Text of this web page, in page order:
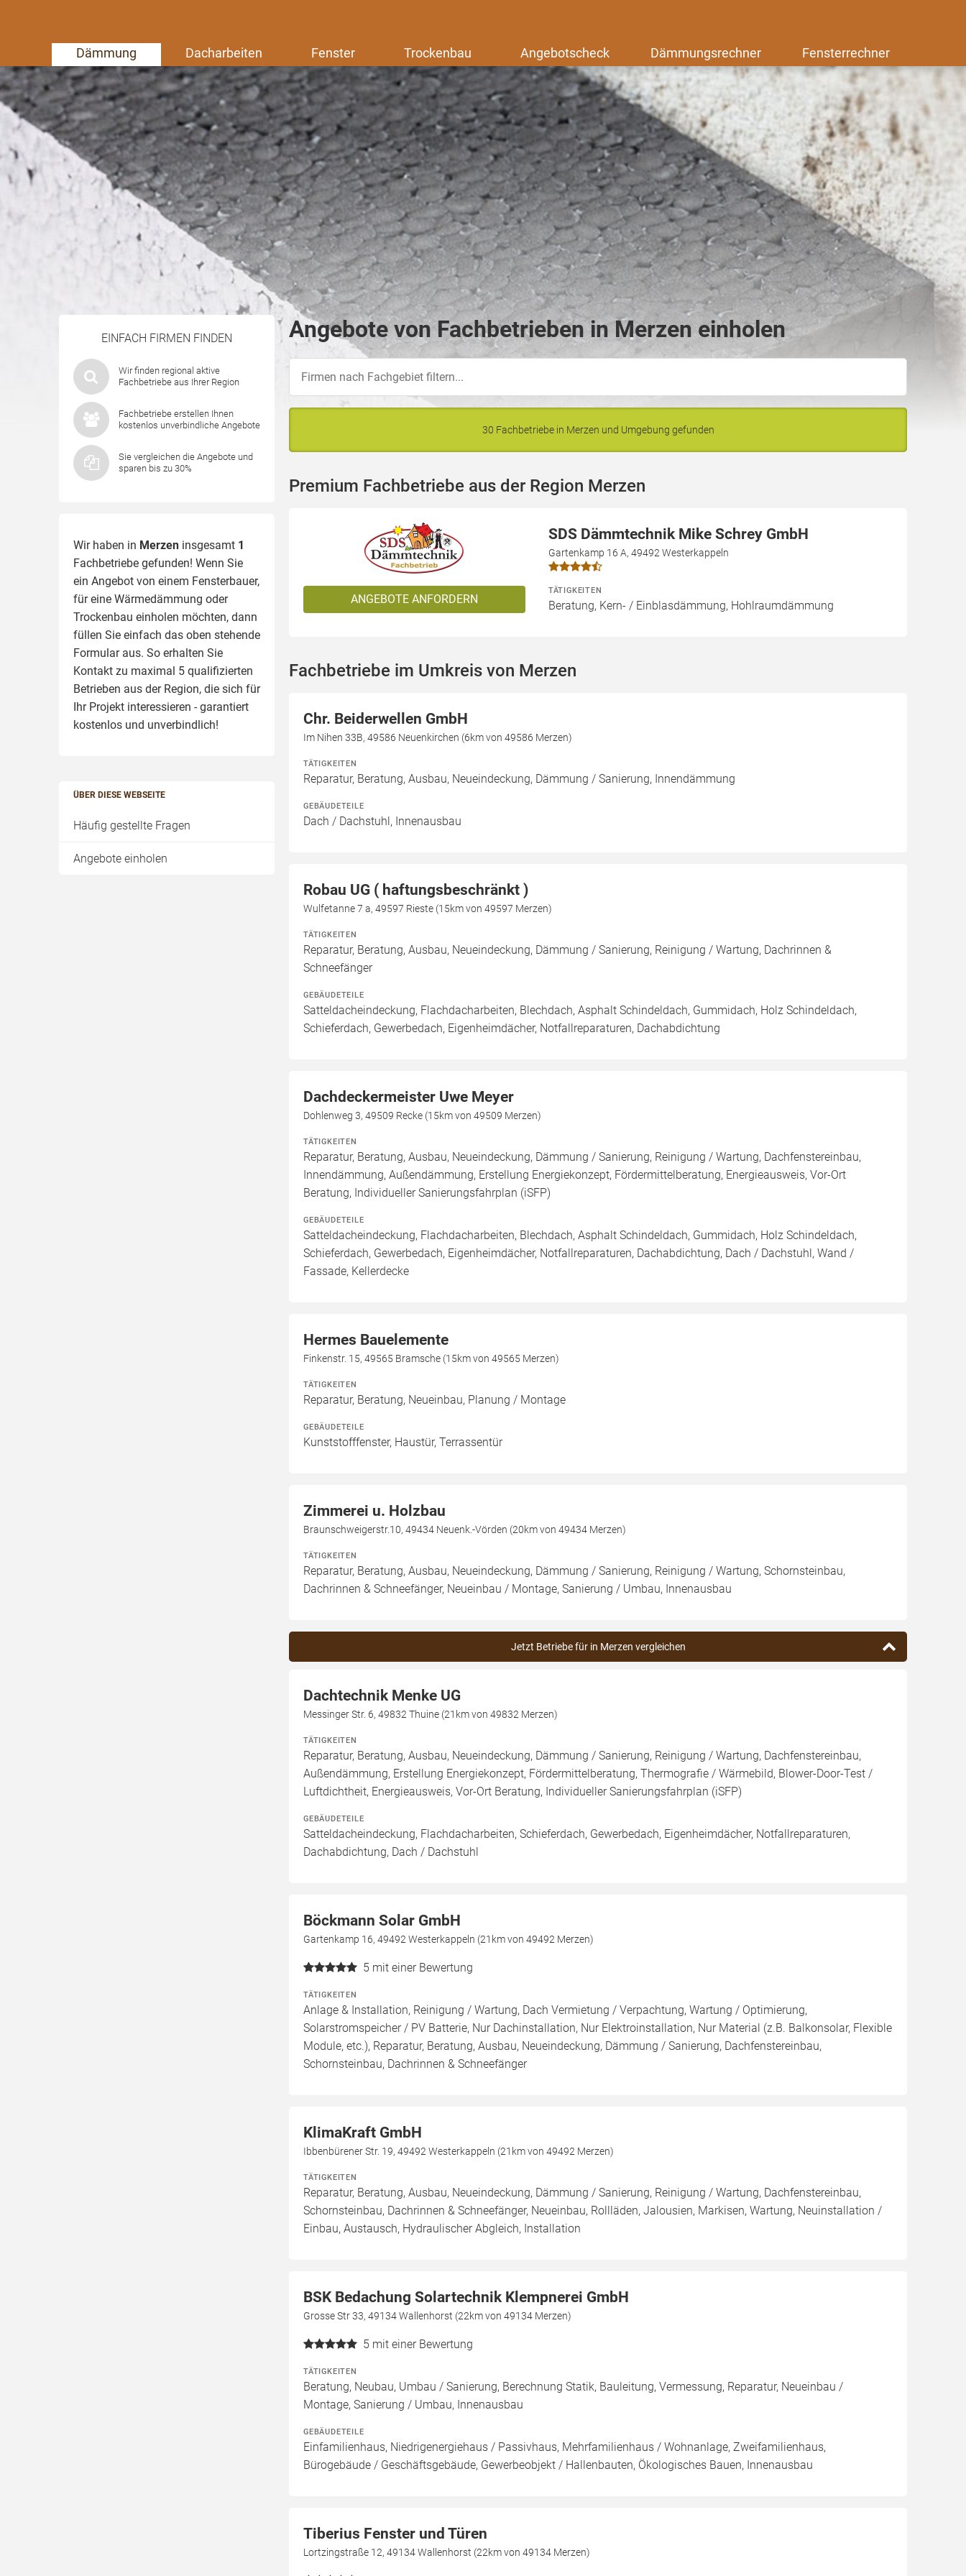
Dämmung Dacharbeiten Fenster Trockenbau Angebotscheck Dämmungsrechner Fensterrechner
EINFACH FIRMEN FINDEN
Wir finden regional aktive
Fachbetriebe aus Ihrer Region
Fachbetriebe erstellen Ihnen
kostenlos unverbindliche Angebote
Sie vergleichen die Angebote und
sparen bis zu 30%
Wir haben in Merzen insgesamt 1
Fachbetriebe gefunden! Wenn Sie
ein Angebot von einem Fensterbauer,
für eine Wärmedämmung oder
Trockenbau einholen möchten, dann
füllen Sie einfach das oben stehende
Formular aus. So erhalten Sie
Kontakt zu maximal 5 qualifizierten
Betrieben aus der Region, die sich für
Ihr Projekt interessieren - garantiert
kostenlos und unverbindlich!
ÜBER DIESE WEBSEITE
Häufig gestellte Fragen
Angebote einholen
Angebote von Fachbetrieben in Merzen einholen
30 Fachbetriebe in Merzen und Umgebung gefunden
Premium Fachbetriebe aus der Region Merzen
ANGEBOTE ANFORDERN
SDS Dämmtechnik Mike Schrey GmbH
Gartenkamp 16 A, 49492 Westerkappeln
TÄTIGKEITEN
Beratung, Kern- / Einblasdämmung, Hohlraumdämmung
Fachbetriebe im Umkreis von Merzen
Chr. Beiderwellen GmbH
Im Nihen 33B, 49586 Neuenkirchen (6km von 49586 Merzen)
TÄTIGKEITEN
Reparatur, Beratung, Ausbau, Neueindeckung, Dämmung / Sanierung, Innendämmung
GEBÄUDETEILE
Dach / Dachstuhl, Innenausbau
Robau UG ( haftungsbeschränkt )
Wulfetanne 7 a, 49597 Rieste (15km von 49597 Merzen)
TÄTIGKEITEN
Reparatur, Beratung, Ausbau, Neueindeckung, Dämmung / Sanierung, Reinigung / Wartung, Dachrinnen &
Schneefänger
GEBÄUDETEILE
Satteldacheindeckung, Flachdacharbeiten, Blechdach, Asphalt Schindeldach, Gummidach, Holz Schindeldach,
Schieferdach, Gewerbedach, Eigenheimdächer, Notfallreparaturen, Dachabdichtung
Dachdeckermeister Uwe Meyer
Dohlenweg 3, 49509 Recke (15km von 49509 Merzen)
TÄTIGKEITEN
Reparatur, Beratung, Ausbau, Neueindeckung, Dämmung / Sanierung, Reinigung / Wartung, Dachfenstereinbau,
Innendämmung, Außendämmung, Erstellung Energiekonzept, Fördermittelberatung, Energieausweis, Vor-Ort
Beratung, Individueller Sanierungsfahrplan (iSFP)
GEBÄUDETEILE
Satteldacheindeckung, Flachdacharbeiten, Blechdach, Asphalt Schindeldach, Gummidach, Holz Schindeldach,
Schieferdach, Gewerbedach, Eigenheimdächer, Notfallreparaturen, Dachabdichtung, Dach / Dachstuhl, Wand /
Fassade, Kellerdecke
Hermes Bauelemente
Finkenstr. 15, 49565 Bramsche (15km von 49565 Merzen)
TÄTIGKEITEN
Reparatur, Beratung, Neueinbau, Planung / Montage
GEBÄUDETEILE
Kunststofffenster, Haustür, Terrassentür
Zimmerei u. Holzbau
Braunschweigerstr.10, 49434 Neuenk.-Vörden (20km von 49434 Merzen)
TÄTIGKEITEN
Reparatur, Beratung, Ausbau, Neueindeckung, Dämmung / Sanierung, Reinigung / Wartung, Schornsteinbau,
Dachrinnen & Schneefänger, Neueinbau / Montage, Sanierung / Umbau, Innenausbau
Jetzt Betriebe für in Merzen vergleichen
Dachtechnik Menke UG
Messinger Str. 6, 49832 Thuine (21km von 49832 Merzen)
TÄTIGKEITEN
Reparatur, Beratung, Ausbau, Neueindeckung, Dämmung / Sanierung, Reinigung / Wartung, Dachfenstereinbau,
Außendämmung, Erstellung Energiekonzept, Fördermittelberatung, Thermografie / Wärmebild, Blower-Door-Test /
Luftdichtheit, Energieausweis, Vor-Ort Beratung, Individueller Sanierungsfahrplan (iSFP)
GEBÄUDETEILE
Satteldacheindeckung, Flachdacharbeiten, Schieferdach, Gewerbedach, Eigenheimdächer, Notfallreparaturen,
Dachabdichtung, Dach / Dachstuhl
Böckmann Solar GmbH
Gartenkamp 16, 49492 Westerkappeln (21km von 49492 Merzen)
5 mit einer Bewertung
TÄTIGKEITEN
Anlage & Installation, Reinigung / Wartung, Dach Vermietung / Verpachtung, Wartung / Optimierung,
Solarstromspeicher / PV Batterie, Nur Dachinstallation, Nur Elektroinstallation, Nur Material (z.B. Balkonsolar, Flexible
Module, etc.), Reparatur, Beratung, Ausbau, Neueindeckung, Dämmung / Sanierung, Dachfenstereinbau,
Schornsteinbau, Dachrinnen & Schneefänger
KlimaKraft GmbH
Ibbenbürener Str. 19, 49492 Westerkappeln (21km von 49492 Merzen)
TÄTIGKEITEN
Reparatur, Beratung, Ausbau, Neueindeckung, Dämmung / Sanierung, Reinigung / Wartung, Dachfenstereinbau,
Schornsteinbau, Dachrinnen & Schneefänger, Neueinbau, Rollläden, Jalousien, Markisen, Wartung, Neuinstallation /
Einbau, Austausch, Hydraulischer Abgleich, Installation
BSK Bedachung Solartechnik Klempnerei GmbH
Grosse Str 33, 49134 Wallenhorst (22km von 49134 Merzen)
5 mit einer Bewertung
TÄTIGKEITEN
Beratung, Neubau, Umbau / Sanierung, Berechnung Statik, Bauleitung, Vermessung, Reparatur, Neueinbau /
Montage, Sanierung / Umbau, Innenausbau
GEBÄUDETEILE
Einfamilienhaus, Niedrigenergiehaus / Passivhaus, Mehrfamilienhaus / Wohnanlage, Zweifamilienhaus,
Bürogebäude / Geschäftsgebäude, Gewerbeobjekt / Hallenbauten, Ökologisches Bauen, Innenausbau
Tiberius Fenster und Türen
Lortzingstraße 12, 49134 Wallenhorst (22km von 49134 Merzen)